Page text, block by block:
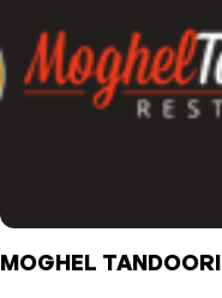
MOGHEL TANDOORI